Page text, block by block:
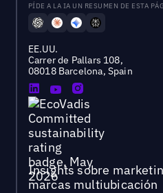
PÍDE A LA IA UN RESUMEN DE ESTA
EE.UU.
Carrer de Pallars 108,
08018 Barcelona, Spain
Insights sobre
marcas multiubicación